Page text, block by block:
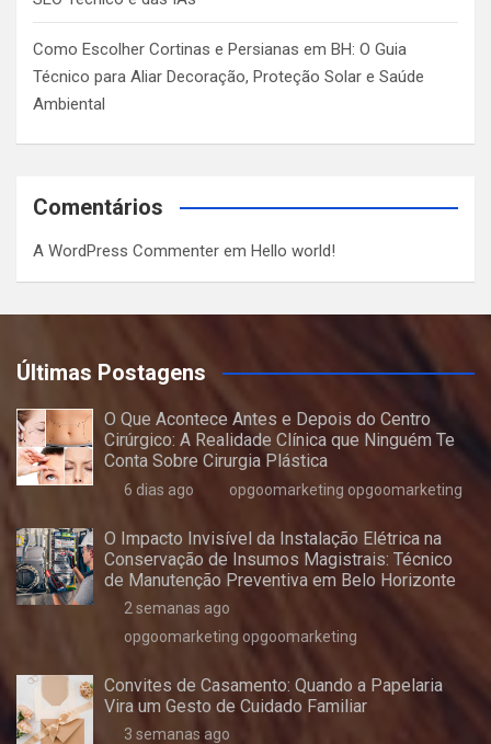
Como Escolher Cortinas e Persianas em BH: O Guia
Técnico para Aliar Decoração, Proteção Solar e Saúde
Ambiental
Comentários
A WordPress Commenter em Hello world!
Últimas Postagens
O Que Acontece Antes e Depois do Centro
Cirúrgico: A Realidade Clínica que Ninguém Te
Conta Sobre Cirurgia Plástica
6 dias ago opgoomarketing opgoomarketing
O Impacto Invisível da Instalação Elétrica na
Conservação de Insumos Magistrais: Técnico
de Manutenção Preventiva em Belo Horizonte
2 semanas ago
opgoomarketing opgoomarketing
Convites de Casamento: Quando a Papelaria
Vira um Gesto de Cuidado Familiar
3 semanas ago